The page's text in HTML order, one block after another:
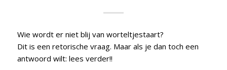
Wie wordt er niet blij van worteltjestaart?
Dit is een retorische vraag. Maar als je dan toch een
antwoord wilt: lees verder!!